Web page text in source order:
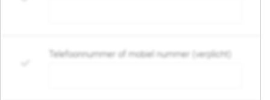
Telefoonnummer of mobiel nummer (verplicht)